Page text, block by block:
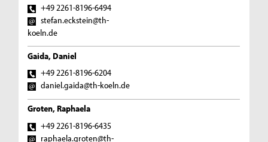
+49 2261-8196-6494
stefan.eckstein@th-
koeln.de
Gaida, Daniel
+49 2261-8196-6204
daniel.gaida@th-koeln.de
Groten, Raphaela
+49 2261-8196-6435
raphaela.groten@th-